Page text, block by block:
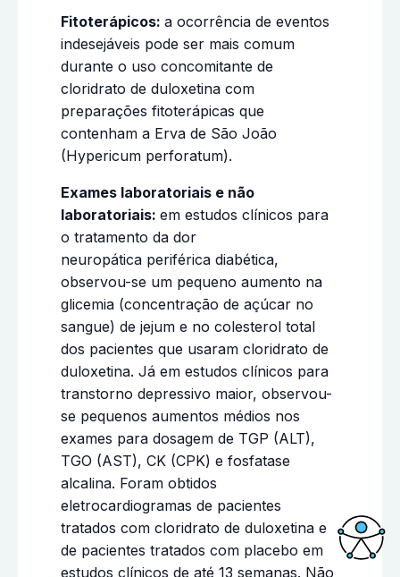
Fitoterápicos: a ocorrência de eventos
indesejáveis pode ser mais comum
durante o uso concomitante de
cloridrato de duloxetina com
preparações fitoterápicas que
contenham a Erva de São João
(Hypericum perforatum).
Exames laboratoriais e não
laboratoriais: em estudos clínicos para
o tratamento da dor
neuropática periférica diabética,
observou-se um pequeno aumento na
glicemia (concentração de açúcar no
sangue) de jejum e no colesterol total
dos pacientes que usaram cloridrato de
duloxetina. Já em estudos clínicos para
transtorno depressivo maior, observou-
se pequenos aumentos médios nos
exames para dosagem de TGP (ALT),
TGO (AST), CK (CPK) e fosfatase
alcalina. Foram obtidos
eletrocardiogramas de pacientes
tratados com cloridrato de duloxetina e
de pacientes tratados com placebo em
estudos clínicos de até 13 semanas. Não